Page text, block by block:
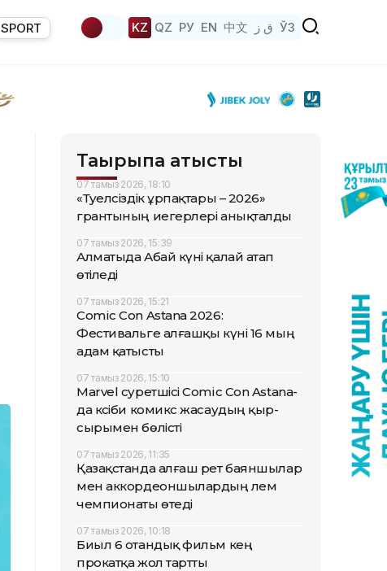
SPORT KZ QZ РУ EN 中文 ق ز ЎЗ
Тақырыпқа қатысты
07 тамыз 2026, 18:10
«Тәуелсіздік ұрпақтары – 2026»
грантының иегерлері анықталды
07 тамыз 2026, 15:39
Алматыда Абай күні қалай атап
өтіледі
07 тамыз 2026, 15:21
Comic Con Astana 2026:
Фестивальге алғашқы күні 16 мың
адам қатысты
07 тамыз 2026, 15:10
Marvel суретшісі Comic Con Astana-
да кәсіби комикс жасаудың қыр-
сырымен бөлісті
07 тамыз 2026, 11:35
Қазақстанда алғаш рет баяншылар
мен аккордеоншылардың әлем
чемпионаты өтеді
07 тамыз 2026, 10:18
Биыл 6 отандық фильм кең
прокатқа жол тартты